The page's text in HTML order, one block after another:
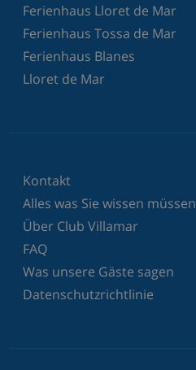
Ferienhaus Lloret de Mar
Ferienhaus Tossa de Mar
Ferienhaus Blanes
Lloret de Mar
Kontakt
Alles was Sie wissen müssen
Über Club Villamar
FAQ
Was unsere Gäste sagen
Datenschutzrichtlinie